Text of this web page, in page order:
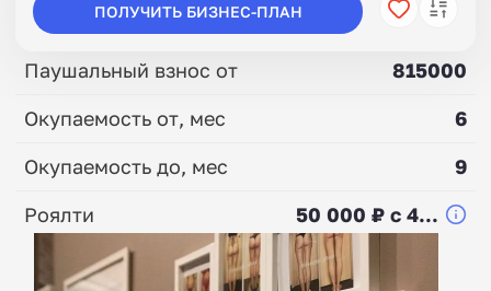
ПОЛУЧИТЬ БИЗНЕС-ПЛАН
Паушальный взнос от
815000
Окупаемость от, мес
6
Окупаемость до, мес
9
Роялти
50 000 ₽ с 4...